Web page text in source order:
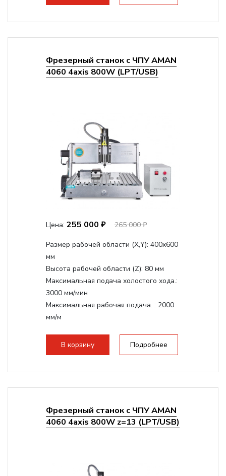
Фрезерный станок с ЧПУ AMAN
4060 4axis 800W (LPT/USB)
Цена: 255 000 ₽ 265 000 ₽
Размер рабочей области (Х,Y): 400x600
мм
Высота рабочей области (Z): 80 мм
Максимальная подача холостого хода.:
3000 мм/мин
Максимальная рабочая подача. : 2000
мм/м
стандартно:Т-слот
Цанговый патрон:ER11
В корзину Подробнее
Фрезерный станок с ЧПУ AMAN
4060 4axis 800W z=13 (LPT/USB)